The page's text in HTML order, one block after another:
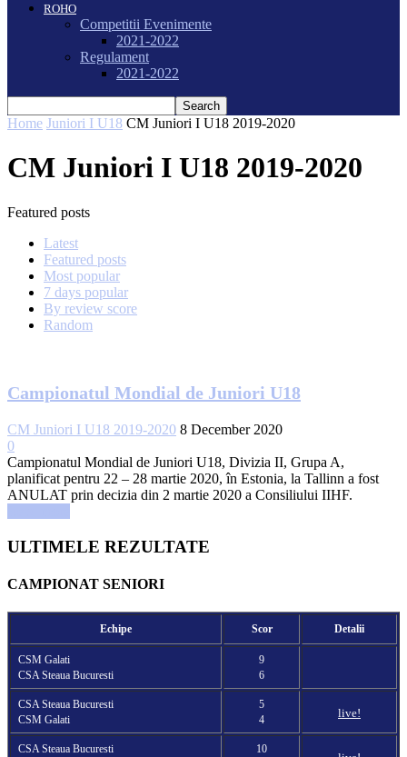
ROHO
Competitii Evenimente
2021-2022
Regulament
2021-2022
Home Juniori I U18 CM Juniori I U18 2019-2020
CM Juniori I U18 2019-2020
Featured posts
Latest
Featured posts
Most popular
7 days popular
By review score
Random
Campionatul Mondial de Juniori U18
CM Juniori I U18 2019-2020 8 December 2020
0
Campionatul Mondial de Juniori U18, Divizia II, Grupa A,
planificat pentru 22 – 28 martie 2020, în Estonia, la Tallinn a fost
ANULAT prin decizia din 2 martie 2020 a Consiliului IIHF.
ULTIMELE REZULTATE
CAMPIONAT SENIORI
Echipe Scor Detalii
CSM Galati
CSA Steaua Bucuresti
9
6
CSA Steaua Bucuresti
CSM Galati
5
4
live!
CSA Steaua Bucuresti 10